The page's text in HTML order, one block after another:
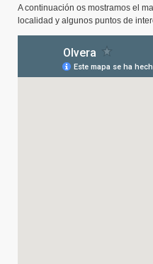
A continuación os mostramos el
localidad y algunos puntos de